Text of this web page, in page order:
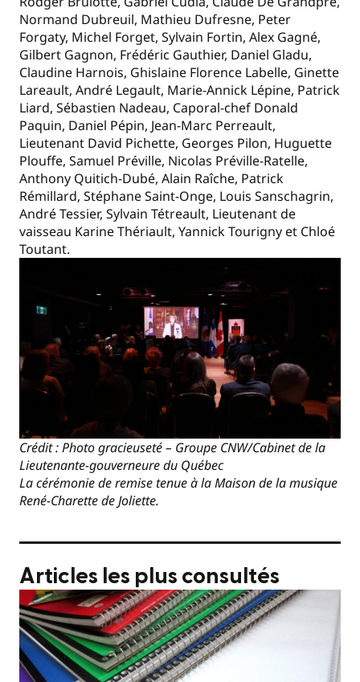
Normand Dubreuil, Mathieu Dufresne, Peter
Forgaty, Michel Forget, Sylvain Fortin, Alex Gagné,
Gilbert Gagnon, Frédéric Gauthier, Daniel Gladu,
Claudine Harnois, Ghislaine Florence Labelle, Ginette
Lareault, André Legault, Marie-Annick Lépine, Patrick
Liard, Sébastien Nadeau, Caporal-chef Donald
Paquin, Daniel Pépin, Jean-Marc Perreault,
Lieutenant David Pichette, Georges Pilon, Huguette
Plouffe, Samuel Préville, Nicolas Préville-Ratelle,
Anthony Quitich-Dubé, Alain Raîche, Patrick
Rémillard, Stéphane Saint-Onge, Louis Sanschagrin,
André Tessier, Sylvain Tétreault, Lieutenant de
vaisseau Karine Thériault, Yannick Tourigny et Chloé
Toutant.
Crédit : Photo gracieuseté – Groupe CNW/Cabinet de la
Lieutenante-gouverneure du Québec
La cérémonie de remise tenue à la Maison de la musique
René-Charette de Joliette.
Articles les plus consultés